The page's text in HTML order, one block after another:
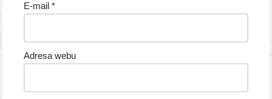
E-mail*
Adresa webu